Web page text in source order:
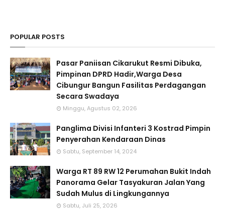
POPULAR POSTS
Pasar Paniisan Cikarukut Resmi Dibuka,
Pimpinan DPRD Hadir,Warga Desa
Cibungur Bangun Fasilitas Perdagangan
Secara Swadaya
Minggu, Agustus 02, 2026
Panglima Divisi Infanteri 3 Kostrad Pimpin
Penyerahan Kendaraan Dinas
Sabtu, September 14, 2024
Warga RT 89 RW 12 Perumahan Bukit Indah
Panorama Gelar Tasyakuran Jalan Yang
Sudah Mulus di Lingkungannya
Sabtu, Juli 25, 2026